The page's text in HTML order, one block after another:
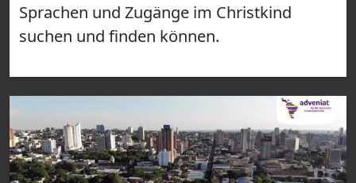
Sprachen und Zugänge im Christkind
suchen und finden können.